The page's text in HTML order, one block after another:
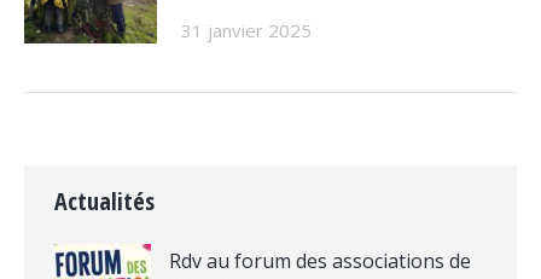
31 janvier 2025
Actualités
Rdv au forum des associations de